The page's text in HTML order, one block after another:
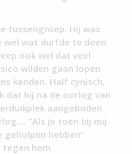
tussengroep. Hij was
wel wat durfde te doen
ook wel dat veel
wilden gaan lopen
kenden. Half cynisch,
dat hij na de oorlog van
aangeboden
“Als je toen bij mij
geholpen hebben”
tegen hem.